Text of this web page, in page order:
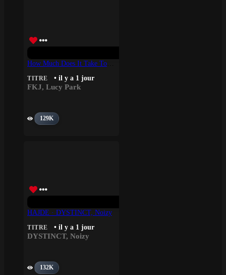
TITRE • il y a 1 jour
FKJ, Lucy Park
129K
HAJDE · DYSTINCT, Noizy
TITRE • il y a 1 jour
DYSTINCT, Noizy
132K